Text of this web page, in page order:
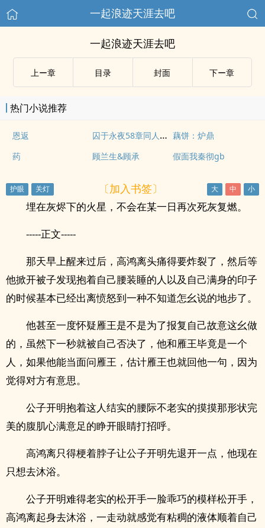
一起浪迹天涯去吧
一起浪迹天涯去吧
上ー章 目录 封面 下ー章
热门小说推荐
恩返 囚于永夜58章同人补车 藕饼：炉鼎
药
顾兰生&顾承 假面我秦彻gb
〔加入书签〕
埋在灰烬下的火星，不会在某一日再次死灰复燃。
-----正文-----
那天早上醒来过后，高鸿离头痛得要炸裂了，然后等
他掀开被子发现抱着自己腰装睡的人以及自己满身的印子
的时候基本已经出离愤怒到一种不知道怎幺说的地步了。
他甚至一度怀疑雁王是不是为了报复自己故意这幺做
的，虽然下一秒就被自己否决了，他和雁王毕竟是一个
人，如果他能当面问雁王，估计雁王也就回他一句，因为
觉得对方有意思。
公子开明抱着这人结实的腰际不老实的摸摸那形状完
美的腹肌心满意足的睁开眼睛打招呼。
高鸿离只得梗着脖子让公子开明先退开一点，他现在
只想去沐浴。
公子开明难得老实的松开手一脸乖巧的模样松开手，
高鸿离起身去沐浴，一走动就感觉有粘稠的液体顺着自己